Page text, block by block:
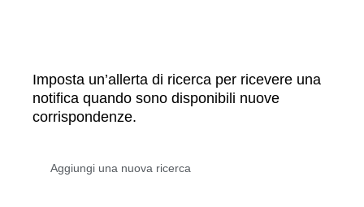
Imposta un’allerta di ricerca per ricevere una
notifica quando sono disponibili nuove
corrispondenze.